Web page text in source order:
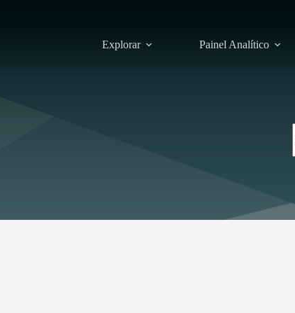
Explorar Painel Analítico